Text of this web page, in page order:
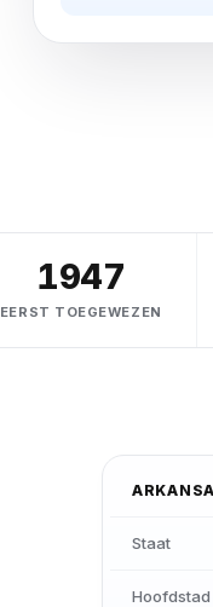
1947
EERST TOEGEWEZEN
Staat
Hoofdstad